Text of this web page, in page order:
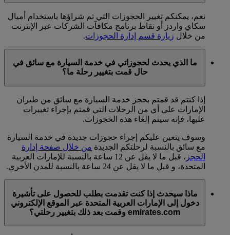
نعم، يمكنكم تغيير الحجوزات التي تم شراؤها باستخدام أميال
سكاي واردز أو نقاط برنامج مكافآت الشركات عبر الإنترنت
من خلال زيارة قسم إدارة الحجوزات.
ما الذي يحدث لحجوزاتي في خدمة السيارة مع سائق في
حال قمت بتغيير رحلة ما؟
إذا كنتم قد قمتم بحجز خدمة السيارة مع سائق من طيران
الإمارات على أي من الرحلات التي قمتم بإجراء تغييرات
عليها، فإنه سيتم إلغاء هذه الحجوزات.
وسوف يتعين عليكم إجراء حجوزات جديدة في خدمة السيارة
مع سائق بالنسبة لرحلتكم الجديدة من خلال صفحة إدارة
الحجز
، قبل ما لا يقل عن 12 ساعة بالنسبة للإمارات العربية
المتحدة، و قبل ما لا يقل عن 24 ساعة بالنسبة للمدن الأخرى.
ماذا سيحدث إذا كنت تقدمت بطلب للحصول على تأشيرة
دخول إلى الإمارات العربية المتحدة عبر الموقع الإلكتروني
emirates.com وقمت بعد ذلك بتغيير رحلتي؟